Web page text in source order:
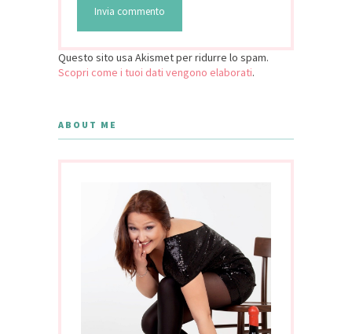
Questo sito usa Akismet per ridurre lo spam.
Scopri come i tuoi dati vengono elaborati.
ABOUT ME